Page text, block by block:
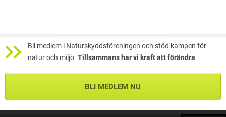
Bli medlem i Naturskyddsföreningen och stöd kampen för
natur och miljö. Tillsammans har vi kraft att förändra
BLI MEDLEM NU